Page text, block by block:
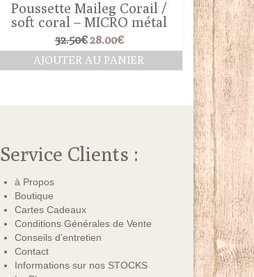
Poussette Maileg Corail /
soft coral – MICRO métal
32.50€ Le
prix
initial
28.00€Le
prix
actuel
AJOUTER AU PANIER
Service Clients :
à Propos
Boutique
Cartes Cadeaux
Conditions Générales de Vente
Conseils d’entretien
Contact
Informations sur nos STOCKS